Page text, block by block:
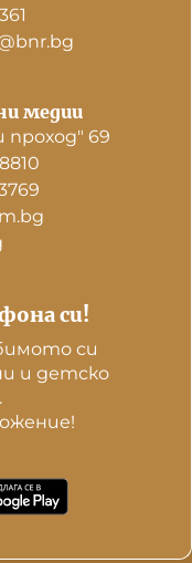
си!
си
и детско
медии
проход" 69